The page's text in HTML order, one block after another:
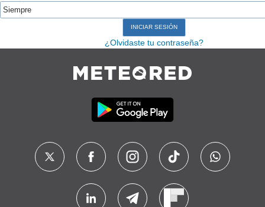
¿Olvidaste tu contraseña?